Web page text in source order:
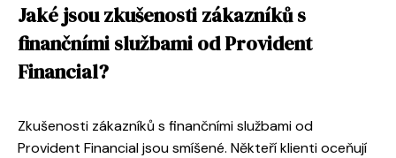
Jaké jsou zkušenosti zákazníků s
finančními službami od Provident
Financial?
Zkušenosti zákazníků s finančními službami od
Provident Financial jsou smíšené. Někteří klienti oceňují